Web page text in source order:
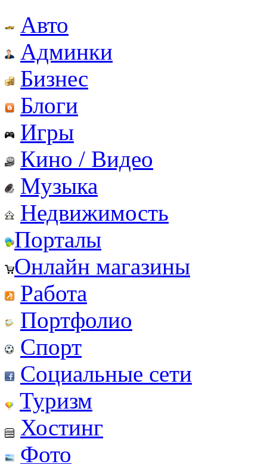
Авто
Админки
Бизнес
Блоги
Игры
Кино / Видео
Музыка
Недвижимость
Порталы
Онлайн магазины
Работа
Портфолио
Спорт
Социальные сети
Туризм
Хостинг
Фото